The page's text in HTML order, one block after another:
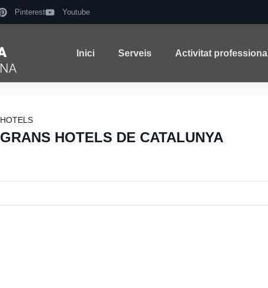
Pinterest Youtube
Inici Serveis Activitat professional
HOTELS
GRANS HOTELS DE CATALUNYA